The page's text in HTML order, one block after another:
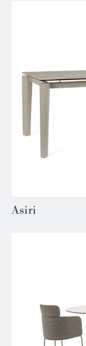
Asiri